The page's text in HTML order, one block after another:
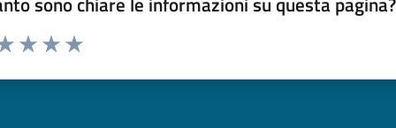
da 1 a 5 stelle la pagina